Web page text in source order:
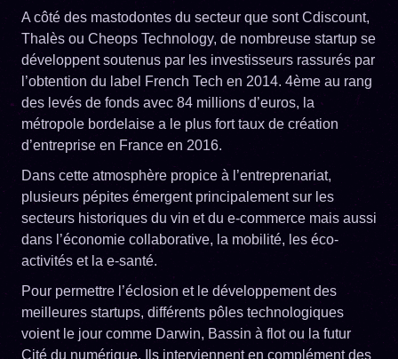
A côté des mastodontes du secteur que sont Cdiscount,
Thalès ou Cheops Technology, de nombreuse startup se
développent soutenus par les investisseurs rassurés par
l’obtention du label French Tech en 2014. 4ème au rang
des levés de fonds avec 84 millions d’euros, la
métropole bordelaise a le plus fort taux de création
d’entreprise en France en 2016.
Dans cette atmosphère propice à l’entreprenariat,
plusieurs pépites émergent principalement sur les
secteurs historiques du vin et du e-commerce mais aussi
dans l’économie collaborative, la mobilité, les éco-
activités et la e-santé.
Pour permettre l’éclosion et le développement des
meilleures startups, différents pôles technologiques
voient le jour comme Darwin, Bassin à flot ou la futur
Cité du numérique. Ils interviennent en complément des